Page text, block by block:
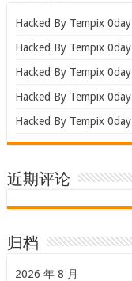
Hacked By Tempix 0day
Hacked By Tempix 0day
Hacked By Tempix 0day
Hacked By Tempix 0day
Hacked By Tempix 0day
近期评论
归档
2026 年 8 月